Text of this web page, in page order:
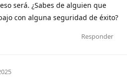
será. ¿Sabes de alguien que
con alguna seguridad de éxito?
Responder